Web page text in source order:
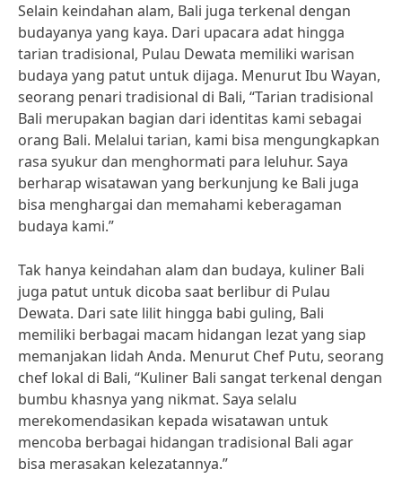
Selain keindahan alam, Bali juga terkenal dengan
budayanya yang kaya. Dari upacara adat hingga
tarian tradisional, Pulau Dewata memiliki warisan
budaya yang patut untuk dijaga. Menurut Ibu Wayan,
seorang penari tradisional di Bali, “Tarian tradisional
Bali merupakan bagian dari identitas kami sebagai
orang Bali. Melalui tarian, kami bisa mengungkapkan
rasa syukur dan menghormati para leluhur. Saya
berharap wisatawan yang berkunjung ke Bali juga
bisa menghargai dan memahami keberagaman
budaya kami.”
Tak hanya keindahan alam dan budaya, kuliner Bali
juga patut untuk dicoba saat berlibur di Pulau
Dewata. Dari sate lilit hingga babi guling, Bali
memiliki berbagai macam hidangan lezat yang siap
memanjakan lidah Anda. Menurut Chef Putu, seorang
chef lokal di Bali, “Kuliner Bali sangat terkenal dengan
bumbu khasnya yang nikmat. Saya selalu
merekomendasikan kepada wisatawan untuk
mencoba berbagai hidangan tradisional Bali agar
bisa merasakan kelezatannya.”